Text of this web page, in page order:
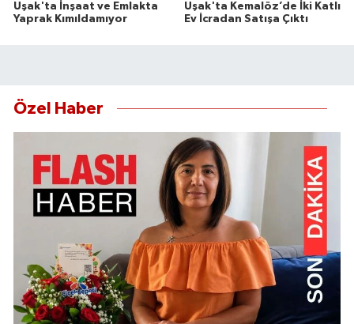
Uşak'ta İnşaat ve Emlakta
Yaprak Kımıldamıyor
Uşak'ta Kemalöz’de İki Katlı
Ev İcradan Satışa Çıktı
Özel Haber